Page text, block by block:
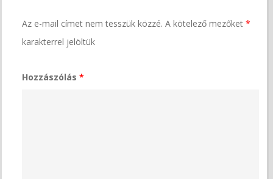
Az e-mail címet nem tesszük közzé. A kötelező mezőket*
karakterrel jelöltük
Hozzászólás*